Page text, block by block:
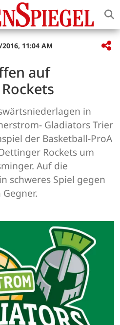
11:04 AM
auf
in
Gladiators Trier
der Basketball-ProA
Rockets um
Auf die
schweres Spiel gegen